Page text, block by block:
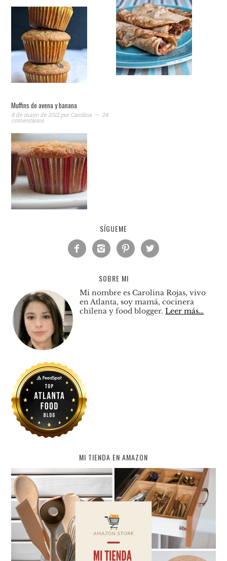
Muffins de avena y banana
8 de mayo de 2012porCarolina 24
comentarios
SÍGUEME
   
SOBRE MI
Mi nombre es Carolina Rojas, vivo
en Atlanta, soy mamá, cocinera
chilena y food blogger.Leer más…
MI TIENDA EN AMAZON